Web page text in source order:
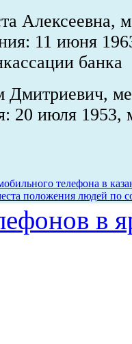
Алексеевна,
11 июня
банка
20 июля 1953,
телефона в
положения людей по
в